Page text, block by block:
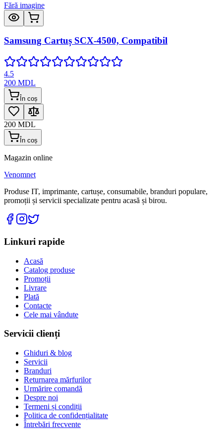
Fără imagine
Samsung Cartuș SCX-4500, Compatibil
4.5
200 MDL
În coș
200 MDL
În coș
Magazin online
Venomnet
Produse IT, imprimante, cartușe, consumabile, branduri populare,
promoții și servicii specializate pentru acasă și birou.
Linkuri rapide
Acasă
Catalog produse
Promoții
Livrare
Plată
Contacte
Cele mai vândute
Servicii clienți
Ghiduri & blog
Servicii
Branduri
Returnarea mărfurilor
Urmărire comandă
Despre noi
Termeni și condiții
Politica de confidențialitate
Întrebări frecvente